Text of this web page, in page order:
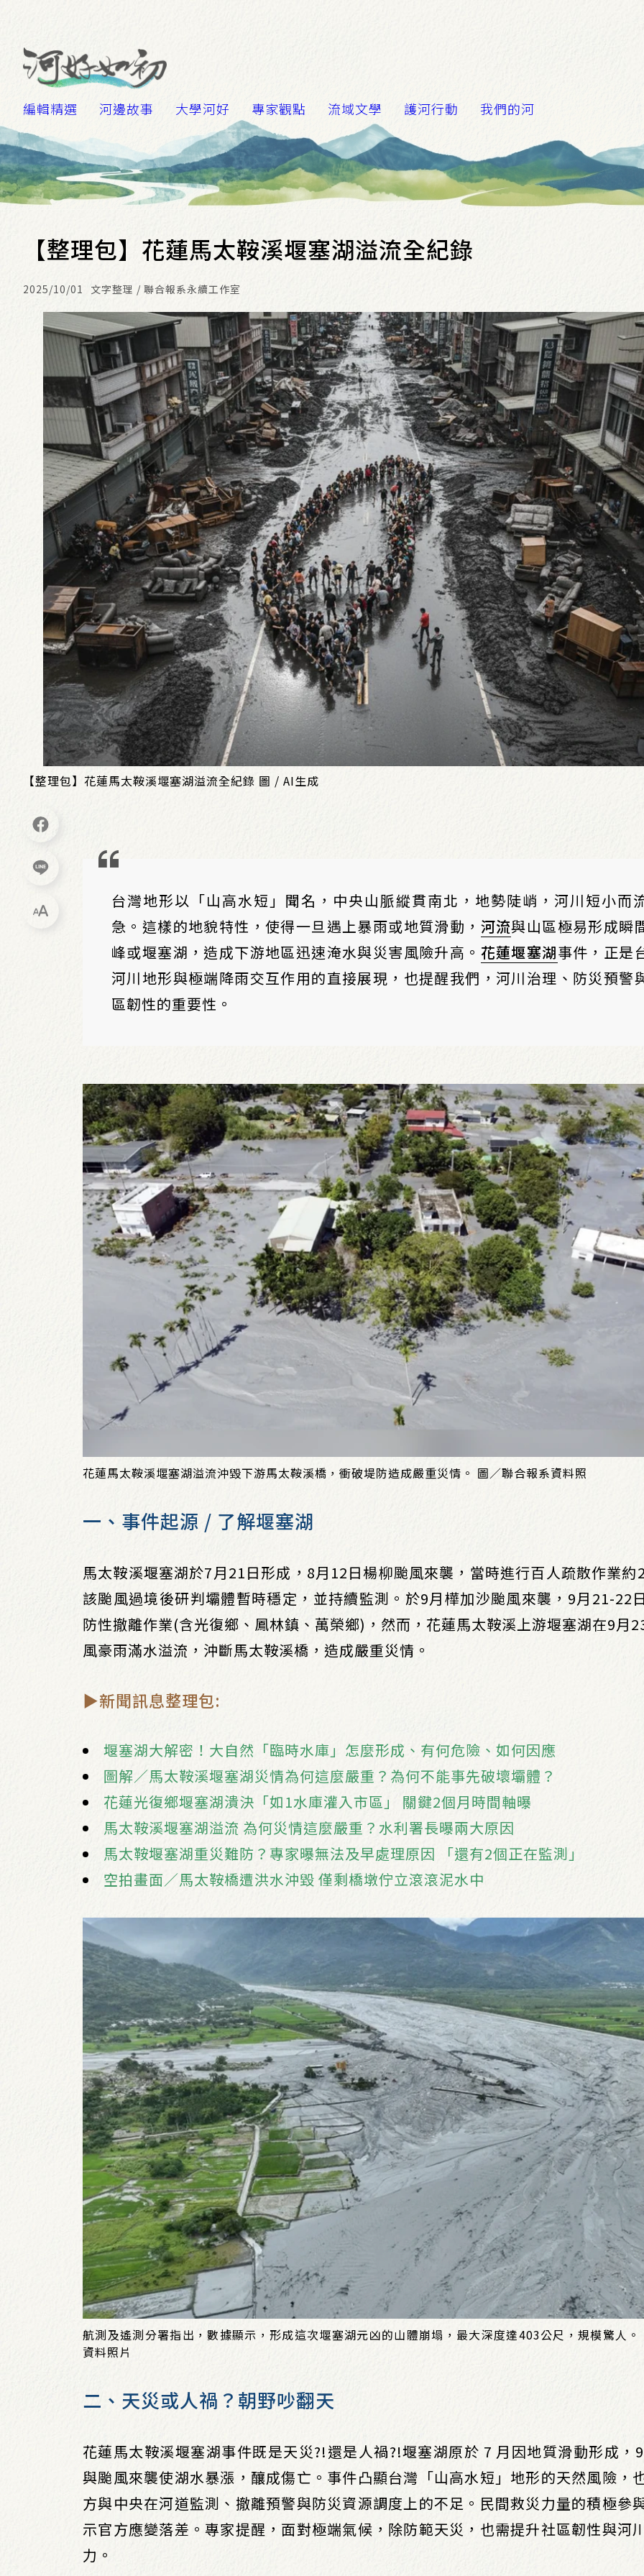
編輯精選 河邊故事 大學河好 專家觀點 流域文學 護河行動 我們的河
【整理包】花蓮馬太鞍溪堰塞湖溢流全紀錄
2025/10/01 文字整理 / 聯合報系永續工作室
【整理包】花蓮馬太鞍溪堰塞湖溢流全紀錄 圖 / AI生成
台灣地形以「山高水短」聞名，中央山脈縱貫南北，地勢陡峭，河川短小而
急。這樣的地貌特性，使得一旦遇上暴雨或地質滑動， 河流與山區極易形成瞬
峰或堰塞湖，造成下游地區迅速淹水與災害風險升高。 花蓮堰塞湖事件，正是
河川地形與極端降雨交互作用的直接展現，也提醒我們，河川治理、防災預警
區韌性的重要性。
花蓮馬太鞍溪堰塞湖溢流沖毀下游馬太鞍溪橋，衝破堤防造成嚴重災情。 圖／聯合報系資料照
一、事件起源 / 了解堰塞湖
馬太鞍溪堰塞湖於7月21日形成，8月12日楊柳颱風來襲，當時進行百人疏散作業約
該颱風過境後研判壩體暫時穩定，並持續監測。於9月樺加沙颱風來襲，9月21-22
防性撤離作業(含光復鄉、鳳林鎮、萬榮鄉)，然而，花蓮馬太鞍溪上游堰塞湖在9月
風豪雨滿水溢流，沖斷馬太鞍溪橋，造成嚴重災情。
▶新聞訊息整理包:
堰塞湖大解密！大自然「臨時水庫」怎麼形成、有何危險、如何因應
圖解／馬太鞍溪堰塞湖災情為何這麼嚴重？為何不能事先破壞壩體？
花蓮光復鄉堰塞湖潰決「如1水庫灌入市區」 關鍵2個月時間軸曝
馬太鞍溪堰塞湖溢流 為何災情這麼嚴重？水利署長曝兩大原因
馬太鞍堰塞湖重災難防？專家曝無法及早處理原因 「還有2個正在監測」
空拍畫面／馬太鞍橋遭洪水沖毀 僅剩橋墩佇立滾滾泥水中
航測及遙測分署指出，數據顯示，形成這次堰塞湖元凶的山體崩塌，最大深度達403公尺，規模驚人
資料照片
二、天災或人禍？朝野吵翻天
花蓮馬太鞍溪堰塞湖事件既是天災?!還是人禍?!堰塞湖原於 7 月因地質滑動形成，
與颱風來襲使湖水暴漲，釀成傷亡。事件凸顯台灣「山高水短」地形的天然風險，
方與中央在河道監測、撤離預警與防災資源調度上的不足。民間救災力量的積極參
示官方應變落差。專家提醒，面對極端氣候，除防範天災，也需提升社區韌性與河
力。